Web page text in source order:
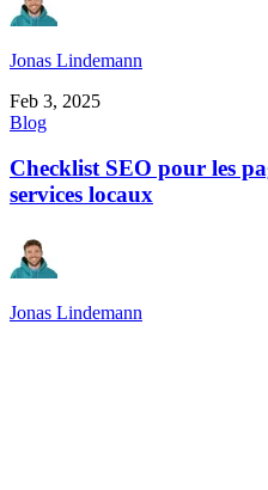
Jonas Lindemann
Feb 3, 2025
Blog
Checklist SEO pour les
services locaux
Jonas Lindemann